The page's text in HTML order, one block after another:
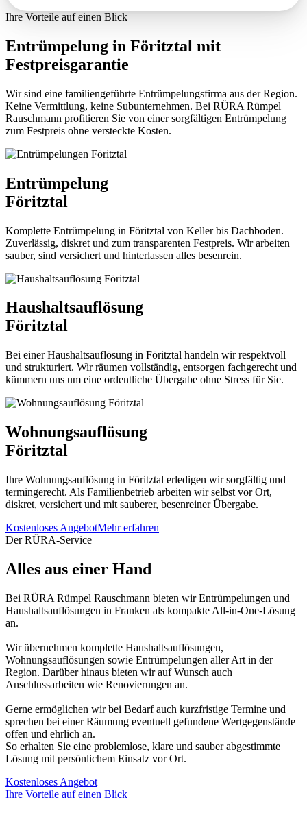
Ihre Vorteile auf einen Blick
Entrümpelung in Föritztal mit
Festpreisgarantie
Wir sind eine familiengeführte Entrümpelungsfirma aus der Region.
Keine Vermittlung, keine Subunternehmen. Bei RÜRA Rümpel
Rauschmann profitieren Sie von einer sorgfältigen Entrümpelung
zum Festpreis ohne versteckte Kosten.
Entrümpelung
Föritztal
Komplette Entrümpelung in Föritztal von Keller bis Dachboden.
Zuverlässig, diskret und zum transparenten Festpreis. Wir arbeiten
sauber, sind versichert und hinterlassen alles besenrein.
Haushaltsauflösung
Föritztal
Bei einer Haushaltsauflösung in Föritztal handeln wir respektvoll
und strukturiert. Wir räumen vollständig, entsorgen fachgerecht und
kümmern uns um eine ordentliche Übergabe ohne Stress für Sie.
Wohnungsauflösung
Föritztal
Ihre Wohnungsauflösung in Föritztal erledigen wir sorgfältig und
termingerecht. Als Familienbetrieb arbeiten wir selbst vor Ort,
diskret, versichert und mit sauberer, besenreiner Übergabe.
Kostenloses AngebotMehr erfahren
Der RÜRA-Service
Alles aus einer Hand
Bei RÜRA Rümpel Rauschmann bieten wir Entrümpelungen und
Haushaltsauflösungen in Franken als kompakte All-in-One-Lösung
an.
Wir übernehmen komplette Haushaltsauflösungen,
Wohnungsauflösungen sowie Entrümpelungen aller Art in der
Region. Darüber hinaus bieten wir auf Wunsch auch
Anschlussarbeiten wie Renovierungen an.
Gerne ermöglichen wir bei Bedarf auch kurzfristige Termine und
sprechen bei einer Räumung eventuell gefundene Wertgegenstände
offen und ehrlich an.
So erhalten Sie eine problemlose, klare und sauber abgestimmte
Lösung mit persönlichem Einsatz vor Ort.
Kostenloses Angebot
Ihre Vorteile auf einen Blick